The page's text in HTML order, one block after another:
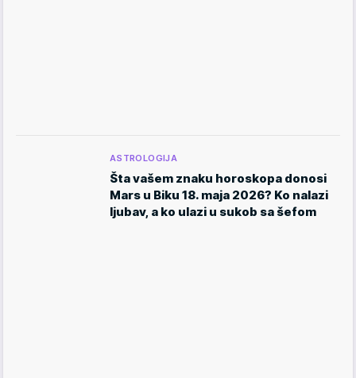
ASTROLOGIJA
Šta vašem znaku horoskopa donosi
Mars u Biku 18. maja 2026? Ko nalazi
ljubav, a ko ulazi u sukob sa šefom